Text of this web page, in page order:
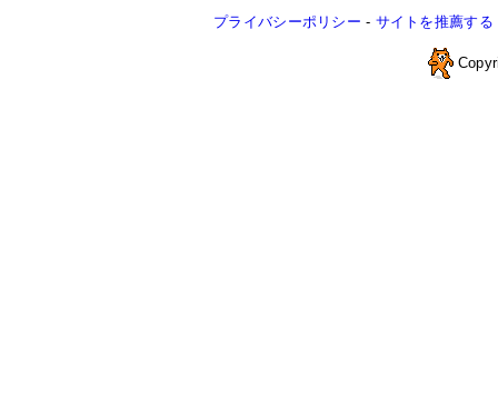
プライバシーポリシー - サイトを推薦する